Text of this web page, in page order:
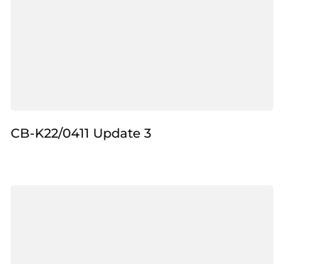
CB-K22/0411 Update 3